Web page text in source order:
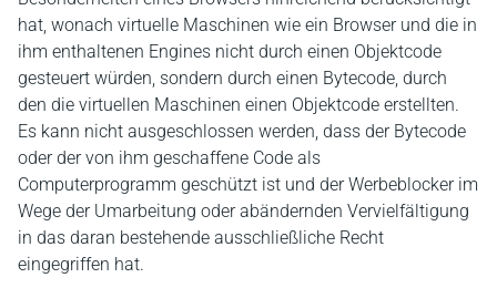
hat, wonach virtuelle Maschinen wie ein Browser und die in
ihm enthaltenen Engines nicht durch einen Objektcode
gesteuert würden, sondern durch einen Bytecode, durch
den die virtuellen Maschinen einen Objektcode erstellten.
Es kann nicht ausgeschlossen werden, dass der Bytecode
oder der von ihm geschaffene Code als
Computerprogramm geschützt ist und der Werbeblocker im
Wege der Umarbeitung oder abändernden Vervielfältigung
in das daran bestehende ausschließliche Recht
eingegriffen hat.